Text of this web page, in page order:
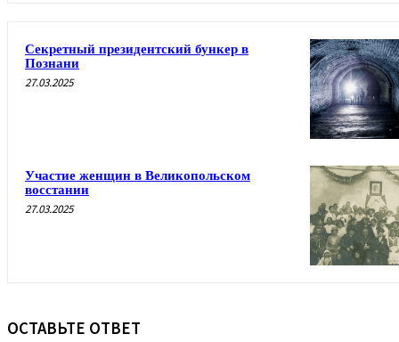
Секретный президентский бункер в
Познани
27.03.2025
Участие женщин в Великопольском
восстании
27.03.2025
ОСТАВЬТЕ ОТВЕТ